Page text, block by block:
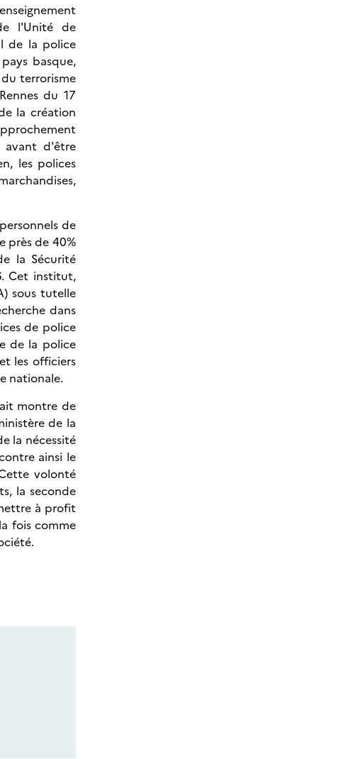
l'Unité de
de la police
basque,
terrorisme
du 17
la création
avant d'être
les polices
de
près de 40%
la Sécurité
Cet institut,
sous tutelle
dans
de police
de la police
les officiers
nationale.
montre de
de la
la nécessité
ainsi le
volonté
la seconde
à profit
fois comme